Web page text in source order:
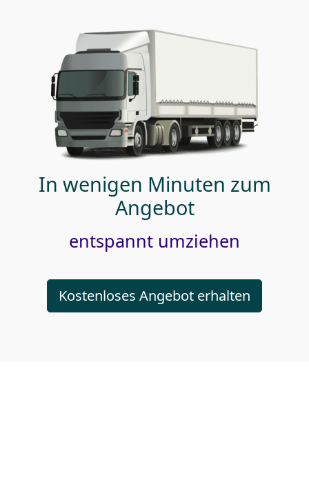
In wenigen Minuten zum
Angebot
entspannt umziehen
Kostenloses Angebot erhalten